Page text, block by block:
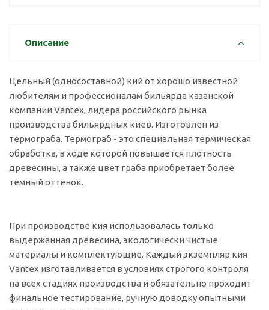
Описание
Цельный (односоставной) кий от хорошо известной
любителям и профессионалам бильярда казанской
компании Vantex, лидера российского рынка
производства бильярдных киев. Изготовлен из
термограба. Термограб - это специальная термическая
обработка, в ходе которой повышается плотность
древесины, а также цвет граба приобретает более
темный оттенок.
При производстве кия использовалась только
выдержанная древесина, экологически чистые
материалы и комплектующие. Каждый экземпляр кия
Vantex изготавливается в условиях строгого контроля
на всех стадиях производства и обязательно проходит
финальное тестирование, ручную доводку опытными